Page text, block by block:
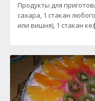
Продукты для
сахара, 1 стакан любого варенья (лучше всего смородина